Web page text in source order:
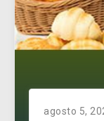
agosto 5,